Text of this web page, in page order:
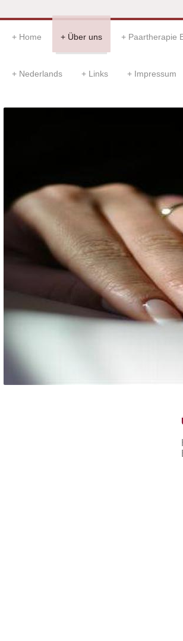
Home Über uns Paartherapie
Nederlands Links Impressum